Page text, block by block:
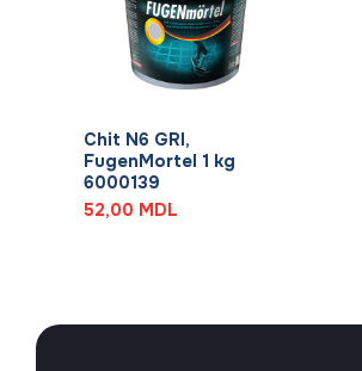
Chit N6 GRI,
FugenMortel 1 kg
6000139
52,00 MDL